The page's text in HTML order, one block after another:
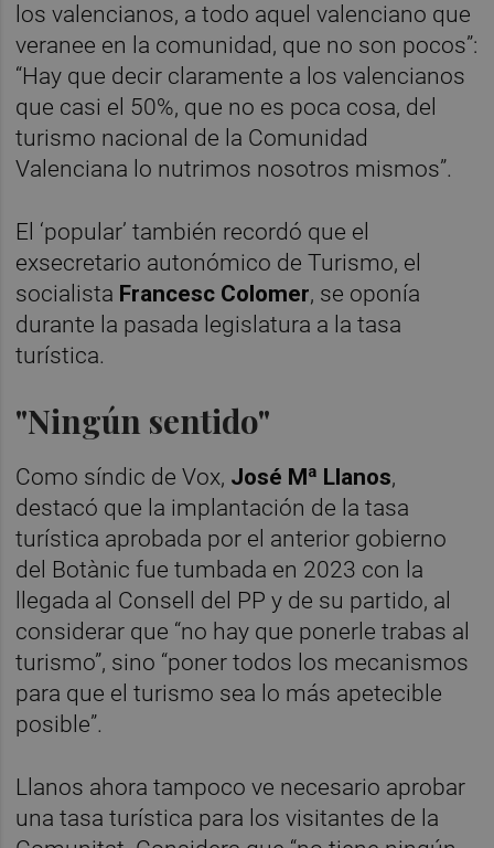
los valencianos, a todo aquel valenciano que
veranee en la comunidad, que no son pocos”:
“Hay que decir claramente a los valencianos
que casi el 50%, que no es poca cosa, del
turismo nacional de la Comunidad
Valenciana lo nutrimos nosotros mismos”.
El ‘popular’ también recordó que el
exsecretario autonómico de Turismo, el
socialista Francesc Colomer, se oponía
durante la pasada legislatura a la tasa
turística.
"Ningún sentido"
Como síndic de Vox, José Mª Llanos,
destacó que la implantación de la tasa
turística aprobada por el anterior gobierno
del Botànic fue tumbada en 2023 con la
llegada al Consell del PP y de su partido, al
considerar que “no hay que ponerle trabas al
turismo”, sino “poner todos los mecanismos
para que el turismo sea lo más apetecible
posible”.
Llanos ahora tampoco ve necesario aprobar
una tasa turística para los visitantes de la